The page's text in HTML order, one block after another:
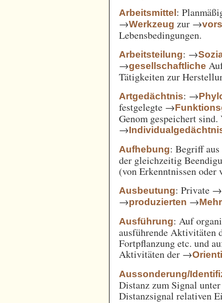
Arbeitsmittel:
→Werkzeug zur →
Lebensbedingungen.
Arbeitsteilung: →
→gesellschaftliche
Tätigkeiten zur
Artgedächtnis: →
festgelegte →
Genom gespeichert sind.
→
Aufhebung: Begriff
der gleichzeitig
(von Erkenntnissen
Ausbeutung: Private →
→produzierten →
Ausführung: Auf
ausführende Aktivitäten
Fortpflanzung etc. und
Aktivitäten der →
Aussonderung/
Distanz zum Signal
Distanzsignal relativen